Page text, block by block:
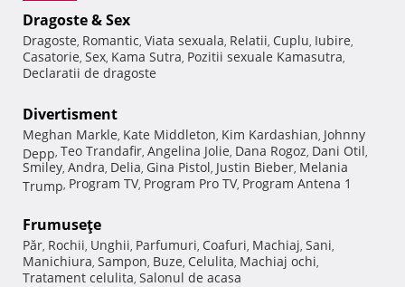
Dragoste & Sex
Dragoste Romantic Viata sexuala Relatii Cuplu Iubire
Casatorie Sex Kama Sutra Pozitii sexuale Kamasutra
Declaratii de dragoste
Divertisment
Meghan Markle Kate Middleton Kim Kardashian Johnny
Depp Teo Trandafir Angelina Jolie Dana Rogoz Dani Otil
Smiley Andra Delia Gina Pistol Justin Bieber Melania
Trump Program TV, Program Pro TV, Program Antena 1
Frumuseţe
Păr Rochii Unghii Parfumuri Coafuri Machiaj Sani
Manichiura Sampon Buze Celulita Machiaj ochi
Tratament celulita Salonul de acasa